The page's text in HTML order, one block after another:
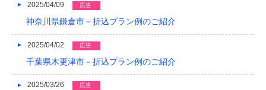
2015/10
2015/08
2015/07
2025/04/09 広告
神奈川県鎌倉市－折込プラン例のご紹介
2025/04/02 広告
千葉県木更津市－折込プラン例のご紹介
2025/03/26 広告